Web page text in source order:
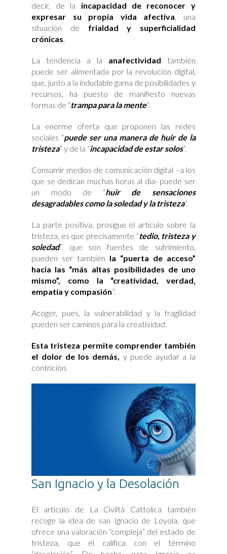
decir, de la incapacidad de reconocer y
expresar su propia vida afectiva, una
situación de frialdad y superficialidad
crónicas.
La tendencia a la anafectividad también
puede ser alimentada por la revolución digital,
que, junto a la indudable gama de posibilidades y
recursos, ha puesto de manifiesto nuevas
formas de “trampa para la mente”.
La enorme oferta que proponen las redes
sociales “puede ser una manera de huir de la
tristeza” y de la “incapacidad de estar solos”.
Consumir medios de comunicación digital –a los
que se dedican muchas horas al día- puede ser
un modo de “huir de sensaciones
desagradables como la soledad y la tristeza”.
La parte positiva, prosigue el artículo sobre la
tristeza, es que precisamente “tedio, tristeza y
soledad”, que son fuentes de sufrimiento,
pueden ser también la “puerta de acceso”
hacia las “más altas posibilidades de uno
mismo”, como la “creatividad, verdad,
empatía y compasión”.
Acoger, pues, la vulnerabilidad y la fragilidad
pueden ser caminos para la creatividad.
Esta tristeza permite comprender también
el dolor de los demás, y puede ayudar a la
contrición.
San Ignacio y la Desolación
El artículo de La Civiltà Cattolica también
recoge la idea de san Ignacio de Loyola, que
ofrece una valoración “compleja” del estado de
tristeza, que él califica con el término